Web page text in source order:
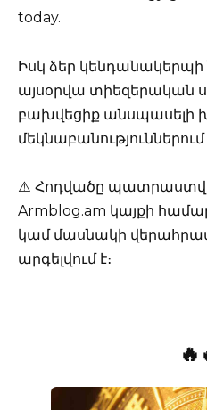
today.
Իսկ ձեր
այսօրվա տիեզերական
բախվեցիք անսպասելի
⚠️ Հոդվածը
Armblog.am կայքի
կամ մասնակի
արգելվում է։